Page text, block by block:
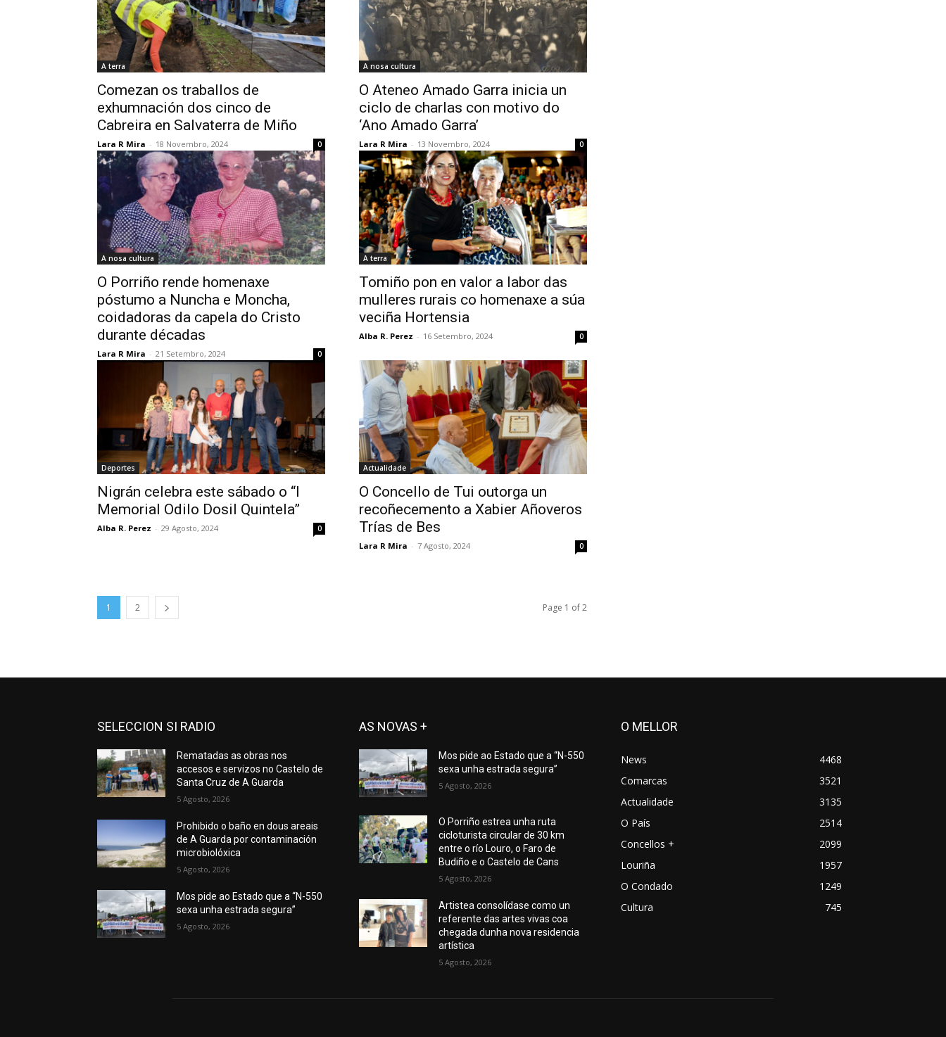
A terra
Comezan os traballos de
exhumnación dos cinco de
Cabreira en Salvaterra de Miño
Lara R Mira - 18 Novembro, 2024 0
A nosa cultura
O Ateneo Amado Garra inicia un
ciclo de charlas con motivo do
‘Ano Amado Garra’
Lara R Mira - 13 Novembro, 2024 0
A nosa cultura
O Porriño rende homenaxe
póstumo a Nuncha e Moncha,
coidadoras da capela do Cristo
durante décadas
Lara R Mira - 21 Setembro, 2024 0
A terra
Tomiño pon en valor a labor das
mulleres rurais co homenaxe a súa
veciña Hortensia
Alba R. Perez - 16 Setembro, 2024 0
Deportes
Nigrán celebra este sábado o “I
Memorial Odilo Dosil Quintela”
Alba R. Perez - 29 Agosto, 2024 0
Actualidade
O Concello de Tui outorga un
recoñecemento a Xabier Añoveros
Trías de Bes
Lara R Mira - 7 Agosto, 2024 0
1 2 Page 1 of 2
SELECCION SI RADIO
Rematadas as obras nos
accesos e servizos no Castelo de
Santa Cruz de A Guarda
5 Agosto, 2026
Prohibido o baño en dous areais
de A Guarda por contaminación
microbiolóxica
5 Agosto, 2026
Mos pide ao Estado que a “N-550
sexa unha estrada segura”
5 Agosto, 2026
AS NOVAS +
Mos pide ao Estado que a “N-550
sexa unha estrada segura”
5 Agosto, 2026
O Porriño estrea unha ruta
cicloturista circular de 30 km
entre o río Louro, o Faro de
Budiño e o Castelo de Cans
5 Agosto, 2026
Artistea consolídase como un
referente das artes vivas coa
chegada dunha nova residencia
artística
5 Agosto, 2026
O MELLOR
News
4468
Comarcas
3521
Actualidade
3135
O País
2514
Concellos +
2099
Louriña
1957
O Condado
1249
Cultura
745